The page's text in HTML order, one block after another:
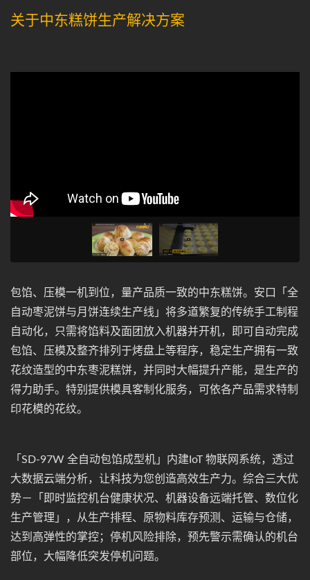
关于中东糕饼生产解决方案
包馅、压模一机到位，量产品质一致的中东糕饼。安口「全
自动枣泥饼与月饼连续生产线」将多道繁复的传统手工制程
自动化，只需将馅料及面团放入机器并开机，即可自动完成
包馅、压模及整齐排列于烤盘上等程序，稳定生产拥有一致
花纹造型的中东枣泥糕饼，并同时大幅提升产能，是生产的
得力助手。特别提供模具客制化服务，可依各产品需求特制
印花模的花纹。
「SD-97W 全自动包馅成型机」内建IoT 物联网系统，透过
大数据云端分析，让科技为您创造高效生产力。综合三大优
势－「即时监控机台健康状况、机器设备远端托管、数位化
生产管理」，从生产排程、原物料库存预测、运输与仓储，
达到高弹性的掌控；停机风险排除，预先警示需确认的机台
部位，大幅降低突发停机问题。